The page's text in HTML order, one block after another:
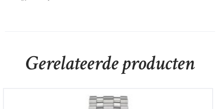
Gerelateerde producten
Certina DS 8